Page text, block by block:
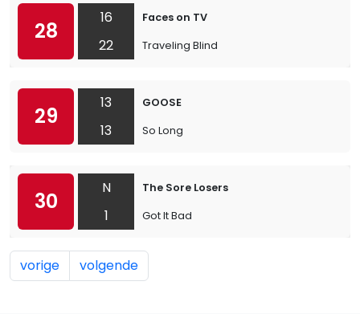
28
16
22
Faces on TV
Traveling Blind
29
13
13
GOOSE
So Long
30
N
1
The Sore Losers
Got It Bad
vorige volgende